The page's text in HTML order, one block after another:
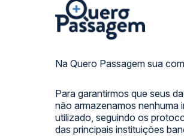
Na Quero Passagem sua
Para garantirmos que seus
não armazenamos
utilizado, seguindo os
das principais instituições